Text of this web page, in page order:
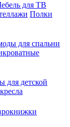
для ТВ
Полки
для спальни
для детской